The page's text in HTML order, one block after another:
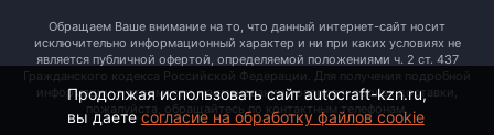
Обращаем Ваше внимание на то, что данный интернет-сайт носит
исключительно информационный характер и ни при каких условиях не
является публичной офертой, определяемой положениями ч. 2 ст. 437
Гражданского кодекса Российской Федерации. Для получения подробной
информации о стоимости, наименовании товаров и сроках доставки,
пожалуйста, обращайтесь по контактным телефонам.
Продолжая использовать сайт autocraft-kzn.ru,
вы даетесогласие на обработку файлов cookie